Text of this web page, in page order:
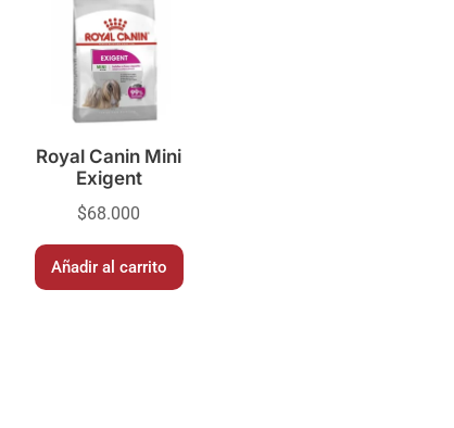
Royal Canin Mini
Exigent
$68.000
Añadir al carrito